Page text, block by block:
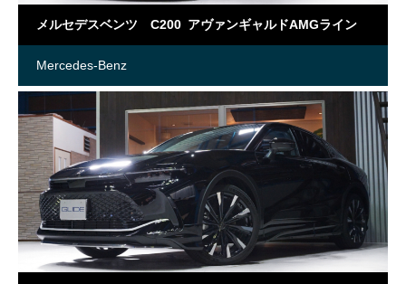
メルセデスベンツ C200 アヴァンギャルドAMGライン
Mercedes-Benz